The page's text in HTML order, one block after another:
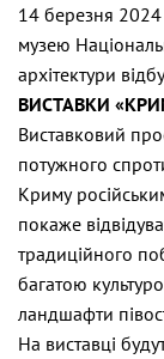
14 березня 2024
музею
архітектури
ВИСТАВКИ
Виставковий
потужного
Криму
покаже
традиційного
багатою
ландшафти
На виставці